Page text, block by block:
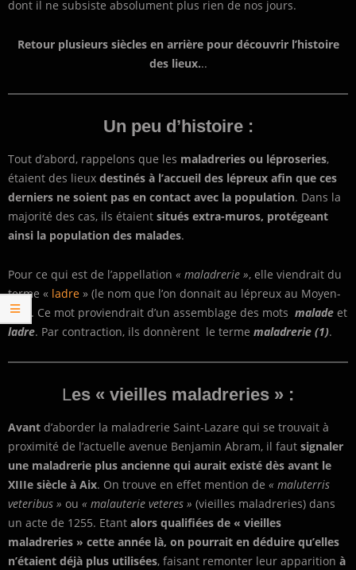
dont il ne subsiste absolument plus rien de nos jours.
Retour plusieurs siècles en arrière pour découvrir l’histoire
des lieux...
Un peu d’histoire :
Tout d’abord, rappelons que les maladreries ou léproseries,
étaient des lieux destinés à l’accueil des lépreux afin que ces
derniers ne soient pas en contact avec la population. Dans la
majorité des cas, ils étaient situés extra-muros, protégeant
ainsi la population des malades.
Pour ce qui est de l’appellation « maladrerie », elle viendrait du
terme « ladre » (le nom que l’on donnait au lépreux au Moyen-
Age). Ce mot proviendrait d’un assemblage des mots malade et
ladre. Par contraction, ils donnèrent le terme maladrerie (1).
Les « vieilles maladreries » :
Avant d’aborder la maladrerie Saint-Lazare qui se trouvait à
proximité de l’actuelle avenue Benjamin Abram, il faut signaler
une maladrerie plus ancienne qui aurait existé dès avant le
XIIIe siècle à Aix. On trouve en effet mention de « maluterris
veteribus » ou « malauterie veteres » (vieilles maladreries) dans
un acte de 1255. Etant alors qualifiées de « vieilles
maladreries » cette année là, on pourrait en déduire qu’elles
n’étaient déjà plus utilisées, faisant remonter leur apparition à